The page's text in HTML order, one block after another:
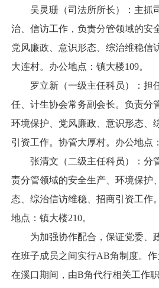
吴灵珊（司法所所长）：主抓
治、信访工作，负责分管领域的安
党风廉政、意识形态、综治维稳信
大连村。办公地点：镇大楼109。
罗立新（一级主任科员）：担
任、计生协会常务副会长。负责分
环境保护、党风廉政、意识形态、
引资工作。协管大厚村。办公地点
张清文（二级主任科员）：分
责分管领域的安全生产、环境保护
态、综治信访维稳、招商引资工作
地点：镇大楼210。
为加强协作配合，保证党委、政
在班子成员之间实行AB角制度。
在溪口期间，由B角代行相关工作